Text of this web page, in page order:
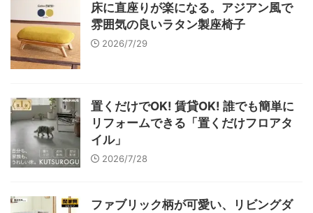
床に直座りが楽になる。アジアン風で
雰囲気の良いラタン製座椅子
2026/7/29
置くだけでOK! 賃貸OK! 誰でも簡単に
リフォームできる「置くだけフロアタ
イル」
2026/7/28
ファブリック柄が可愛い、リビングダ